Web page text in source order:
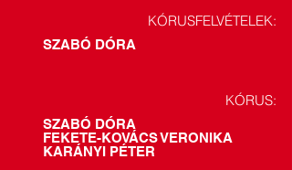
KÓRUSFELVÉTELEK:
SZABÓ DÓRA
KÓRUS:
SZABÓ DÓRA
FEKETE-KOVÁCS VERONIKA
KARÁNYI PÉTER